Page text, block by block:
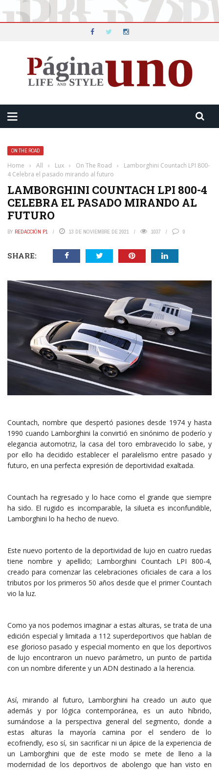
ON THE ROAD
Home › All › Lux › On The Road ›
Lamborghini Countach LPI 800-
4 Celebra el pasado mirando al futuro
LAMBORGHINI COUNTACH LPI 800-4
CELEBRA EL PASADO MIRANDO AL
FUTURO
BY REDACCIÓN P1 13 DE NOVIEMBRE DE 2021 1037 0
SHARE:
Countach, nombre que despertó pasiones desde 1974 y hasta
1990 cuando Lamborghini la convirtió en sinónimo de poderío y
elegancia automotriz, la casa del toro embravecido lo sabe, y
por ello ha decidido establecer el paralelismo entre pasado y
futuro, en una perfecta expresión de deportividad exaltada.
Countach ha regresado y lo hace como el grande que siempre
ha sido. El rugido es incomparable, la silueta es inconfundible,
Lamborghini lo ha hecho de nuevo.
Este nuevo portento de la deportividad de lujo en cuatro ruedas
tiene nombre y apellido; Lamborghini Countach LPI 800-4,
creado para comenzar las celebraciones oficiales de cara a los
tributos por los primeros 50 años desde que el primer Countach
vio la luz.
Como ya nos podemos imaginar a estas alturas, se trata de una
edición especial y limitada a 112 superdeportivos que hablan de
ese glorioso pasado y especial momento en que los deportivos
de lujo encontraron un nuevo parámetro, un punto de partida
con un nombre diferente y un ADN destinado a la herencia.
Así, mirando al futuro, Lamborghini ha creado un auto que
además y por lógica contemporánea, es un auto híbrido,
sumándose a la perspectiva general del segmento, donde a
estas alturas la mayoría camina por el sendero de lo
ecofriendly, eso sí, sin sacrificar ni un ápice de la experiencia de
un Lamborghini que de este modo se mete de lleno a la
modernidad de los deportivos de abolengo que han visto en